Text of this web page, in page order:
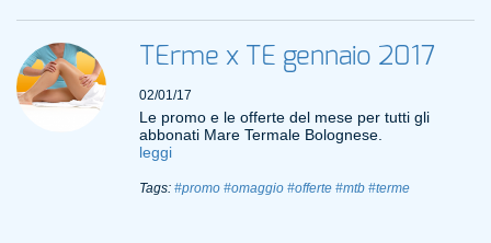
TErme x TE gennaio 2017
02/01/17
Le promo e le offerte del mese per tutti gli
abbonati Mare Termale Bolognese.
leggi
Tags: #promo #omaggio #offerte #mtb #terme